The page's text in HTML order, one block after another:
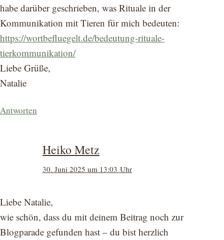
habe darüber geschrieben, was Rituale in der
Kommunikation mit Tieren für mich bedeuten:
https://wortbefluegelt.de/bedeutung-rituale-
tierkommunikation/
Liebe Grüße,
Natalie
Antworten
Heiko Metz
30. Juni 2025 um 13:03 Uhr
Liebe Natalie,
wie schön, dass du mit deinem Beitrag noch zur
Blogparade gefunden hast – du bist herzlich